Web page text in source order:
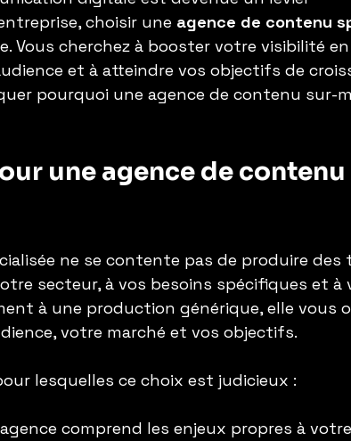
choisir une agence de contenu
Vous cherchez à booster votre visibilité en
et à atteindre vos objectifs de
pourquoi une agence de contenu sur-
une agence de contenu
ne se contente pas de produire des
secteur, à vos besoins spécifiques et à
à une production générique, elle vous
votre marché et vos objectifs.
lesquelles ce choix est judicieux :
comprend les enjeux propres à